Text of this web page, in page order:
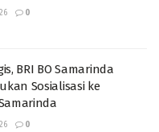
0
BRI BO Samarinda
Sosialisasi ke
0